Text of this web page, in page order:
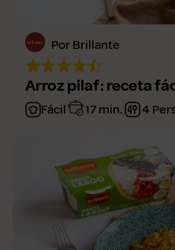
Por Brillante
Arroz pilaf: receta
Fácil 17 min. 4